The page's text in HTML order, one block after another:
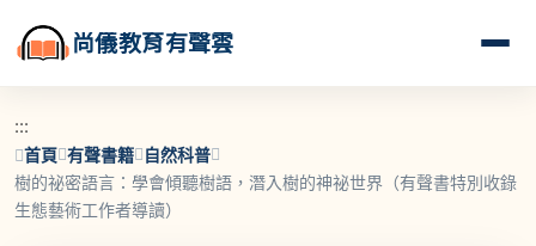
尚儀教育有聲雲
:::
首頁 有聲書籍 自然科普
樹的祕密語言：學會傾聽樹語，潛入樹的神祕世界（有聲書特別收錄
生態藝術工作者導讀）